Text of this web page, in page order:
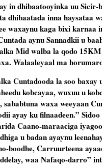
in dhibaatooyinka uu
dhibaatada inna haysataa
waxaynu kaga bixi karnaa
aynu Sannadkii u
Mid walba la qodo
Walaaleyaal ma
Cuntadooda la soo baxay
kobcayaa, wuxuu u
waxa weeyaan
ayay ku filnaadeen.”
Caano-maraaciga
u badan ayaynu
boodhe, Carruurteena
waa Nafaqo-darro”